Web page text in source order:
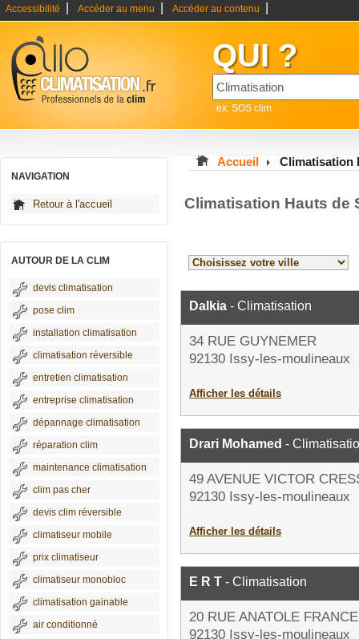
Accessibilité Accéder au menu Accéder au contenu
QUI ?
ex: SOS clim
NAVIGATION
Retour à l'accueil
AUTOUR DE LA CLIM
devis climatisation
pose clim
installation climatisation
climatisation réversible
entretien climatisation
entreprise climatisation
dépannage climatisation
réparation clim
maintenance climatisation
clim pas cher
devis clim réversible
climatiseur mobile
prix climatiseur
climatiseur monobloc
climatisation gainable
air conditionné
Accueil Climatisation
Climatisation Hauts de
Dalkia - Climatisation
34 RUE GUYNEMER
92130 Issy-les-moulineaux
Afficher les détails
Drari Mohamed -
49 AVENUE VICTOR
92130 Issy-les-moulineaux
Afficher les détails
E R T - Climatisation
20 RUE ANATOLE FRANCE
92130 Issy-les-moulineaux